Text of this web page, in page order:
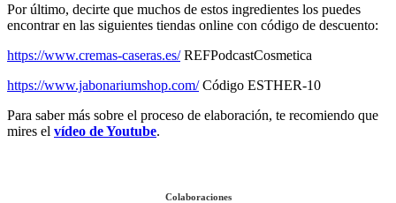
Por último, decirte que muchos de estos ingredientes los puedes
encontrar en las siguientes tiendas online con código de descuento:
https://www.cremas-caseras.es/REFPodcastCosmetica
https://www.jabonariumshop.com/Código ESTHER-10
Para saber más sobre el proceso de elaboración, te recomiendo que
mires el vídeo de Youtube.
Colaboraciones